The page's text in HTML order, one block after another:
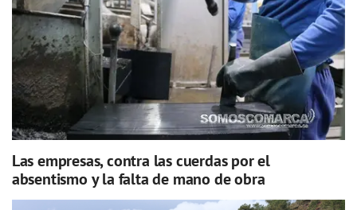
Las empresas, contra las cuerdas por el
absentismo y la falta de mano de obra